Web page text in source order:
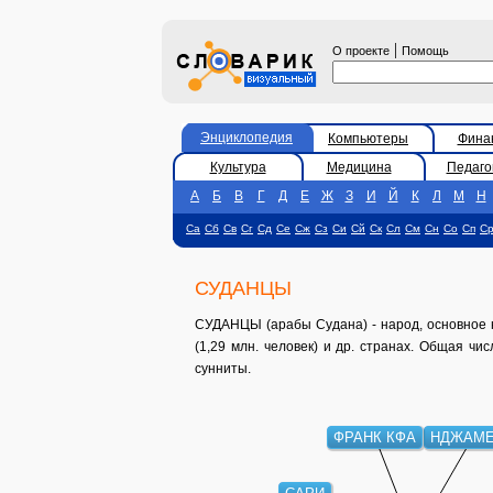
О проекте | Помощь
Энциклопедия Компьютеры
Культура
Медицина
А
Б В Г Д Е Ж З И Й К Л М Н
Са Сб Св Сг Сд Се Сж Сз Си Сй Ск Сл См Сн Со Сп Ср
СУДАНЦЫ
СУДАНЦЫ (арабы Судана) - народ, основное
(1,29 млн. человек) и др. странах. Общая
сунниты.
ФРАНК КФА